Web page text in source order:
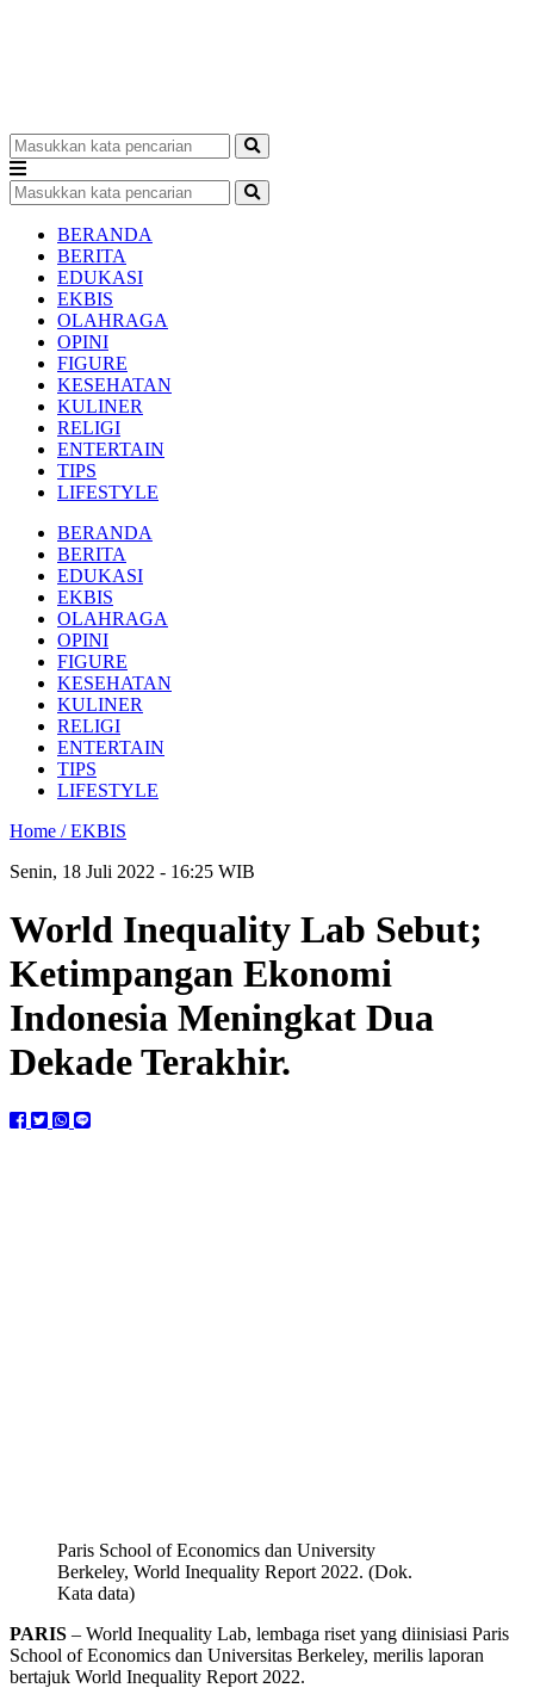
BERANDA
BERITA
EDUKASI
EKBIS
OLAHRAGA
OPINI
FIGURE
KESEHATAN
KULINER
RELIGI
ENTERTAIN
TIPS
LIFESTYLE
BERANDA
BERITA
EDUKASI
EKBIS
OLAHRAGA
OPINI
FIGURE
KESEHATAN
KULINER
RELIGI
ENTERTAIN
TIPS
LIFESTYLE
Home /EKBIS
Senin, 18 Juli 2022 - 16:25 WIB
World Inequality Lab Sebut;
Ketimpangan Ekonomi
Indonesia Meningkat Dua
Dekade Terakhir.
Paris School of Economics dan University
Berkeley, World Inequality Report 2022. (Dok.
Kata data)
PARIS – World Inequality Lab, lembaga riset yang diinisiasi Paris
School of Economics dan Universitas Berkeley, merilis laporan
bertajuk World Inequality Report 2022.